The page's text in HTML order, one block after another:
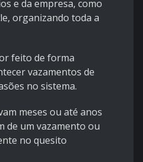
e da empresa, como
organizando toda a
feito de forma
vazamentos de
no sistema.
meses ou até anos
de um vazamento ou
no quesito